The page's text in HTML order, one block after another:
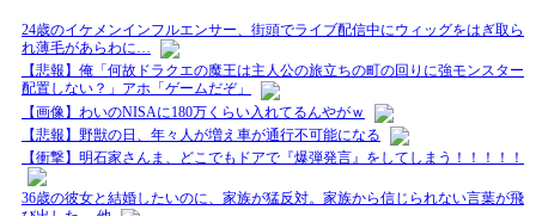
24歳のイケメンインフルエンサー、街頭でライブ配信中にウィッグをはぎ取ら
れ薄毛があらわに…
【悲報】俺「何故ドラクエの魔王は主人公の旅立ちの町の回りに強モンスター
配置しない？」アホ「ゲームだぞ」
【画像】わいのNISAに180万くらい入れてるんやがｗ
【悲報】野獣の日、年々人が増え車が通行不可能になる
【衝撃】明石家さんま、どこでもドアで『爆弾発言』をしてしまう！！！！！
36歳の彼女と結婚したいのに、家族が猛反対。家族から信じられない言葉が飛